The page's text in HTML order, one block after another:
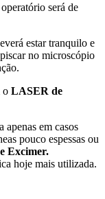
será de
estar tranquilo e
no microscópio
o LASER de
apenas em casos
pouco espessas ou
Excimer.
hoje mais utilizada.